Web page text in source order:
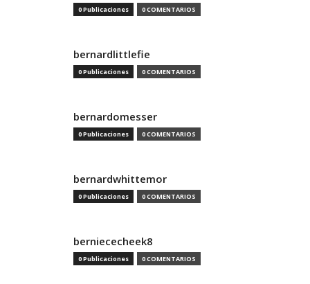
0 Publicaciones 0 COMENTARIOS
bernardlittlefie
0 Publicaciones 0 COMENTARIOS
bernardomesser
0 Publicaciones 0 COMENTARIOS
bernardwhittemor
0 Publicaciones 0 COMENTARIOS
berniececheek8
0 Publicaciones 0 COMENTARIOS